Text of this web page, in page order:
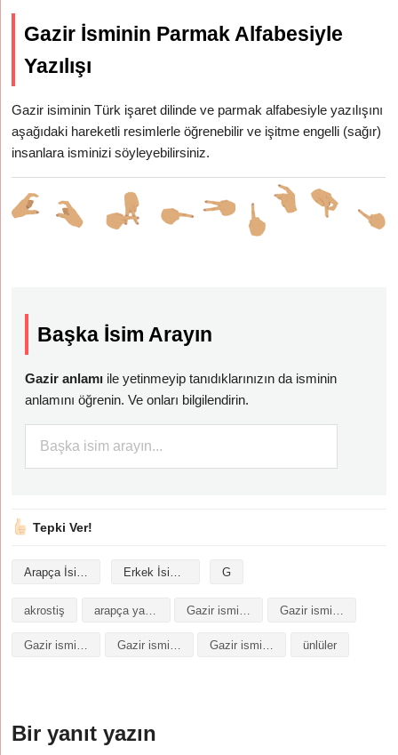
Gazir İsminin Parmak Alfabesiyle
Yazılışı
Gazir isiminin Türk işaret dilinde ve parmak alfabesiyle yazılışını
aşağıdaki hareketli resimlerle öğrenebilir ve işitme engelli (sağır)
insanlara isminizi söyleyebilirsiniz.
Başka İsim Arayın
Gazir anlamı ile yetinmeyip tanıdıklarınızın da isminin
anlamını öğrenin. Ve onları bilgilendirin.
Tepki Ver!
Arapça İsimler Erkek İsimleri G
akrostiş arapça yazılışı
Gazir isminin baş harfleriyle şiir Gazir isminin kökeni Gazir isminin numerolojisi ünlüler
Bir yanıt yazın